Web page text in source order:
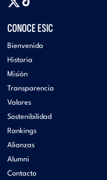
CONOCE ESIC
Bienvenida
Historia
Misión
Transparencia
Valores
Sostenibilidad
Rankings
Alianzas
Alumni
Contacto